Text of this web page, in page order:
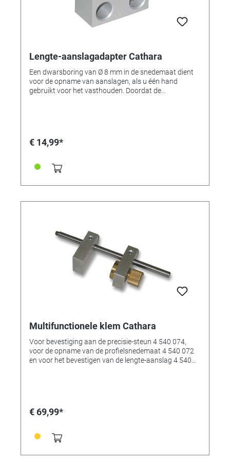
Lengte-aanslagadapter Cathara
Een dwarsboring van Ø 8 mm in de snedemaat dient
voor de opname van aanslagen, als u één hand
gebruikt voor het vasthouden. Doordat de
€ 14,99*
Multifunctionele klem Cathara
Voor bevestiging aan de precisie-steun 4 540 074,
voor de opname van de profielsnedemaat 4 540 072
en voor het bevestigen van de lengte-aanslag 4 540
€ 69,99*